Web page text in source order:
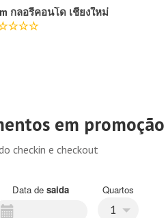
กลอรี่คอนโด เชียงใหม่
em promoção
checkin e checkout
Data de saida Quartos
1